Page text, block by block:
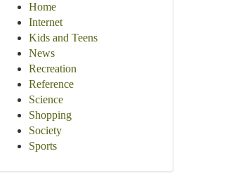
Home
Internet
Kids and Teens
News
Recreation
Reference
Science
Shopping
Society
Sports